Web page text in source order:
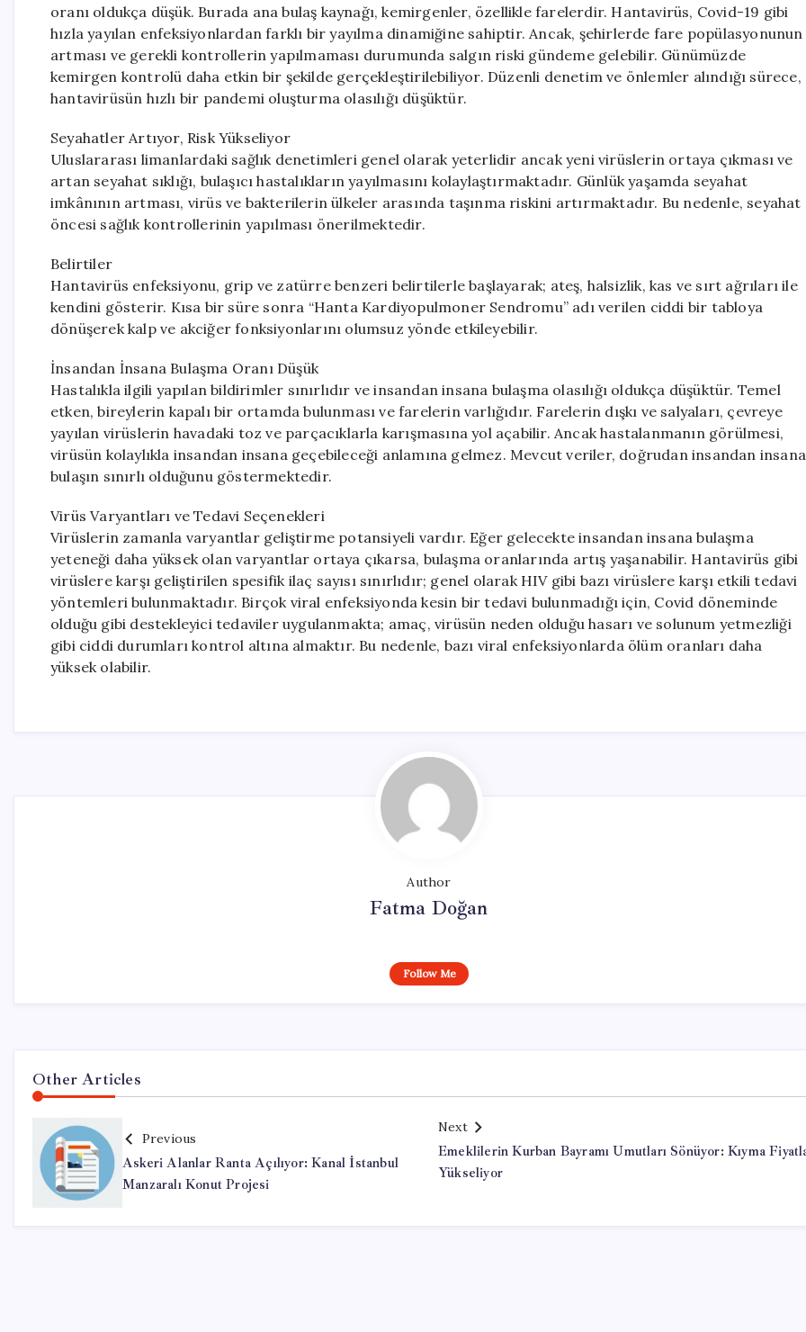
oranı oldukça düşük. Burada ana bulaş kaynağı, kemirgenler, özellikle farelerdir. Hantavirüs, Covid-19 gibi
hızla yayılan enfeksiyonlardan farklı bir yayılma dinamiğine sahiptir. Ancak, şehirlerde fare popülasyonunun
artması ve gerekli kontrollerin yapılmaması durumunda salgın riski gündeme gelebilir. Günümüzde
kemirgen kontrolü daha etkin bir şekilde gerçekleştirilebiliyor. Düzenli denetim ve önlemler alındığı sürece,
hantavirüsün hızlı bir pandemi oluşturma olasılığı düşüktür.
Seyahatler Artıyor, Risk Yükseliyor
Uluslararası limanlardaki sağlık denetimleri genel olarak yeterlidir ancak yeni virüslerin ortaya çıkması ve
artan seyahat sıklığı, bulaşıcı hastalıkların yayılmasını kolaylaştırmaktadır. Günlük yaşamda seyahat
imkânının artması, virüs ve bakterilerin ülkeler arasında taşınma riskini artırmaktadır. Bu nedenle, seyahat
öncesi sağlık kontrollerinin yapılması önerilmektedir.
Belirtiler
Hantavirüs enfeksiyonu, grip ve zatürre benzeri belirtilerle başlayarak; ateş, halsizlik, kas ve sırt ağrıları ile
kendini gösterir. Kısa bir süre sonra “Hanta Kardiyopulmoner Sendromu” adı verilen ciddi bir tabloya
dönüşerek kalp ve akciğer fonksiyonlarını olumsuz yönde etkileyebilir.
İnsandan İnsana Bulaşma Oranı Düşük
Hastalıkla ilgili yapılan bildirimler sınırlıdır ve insandan insana bulaşma olasılığı oldukça düşüktür. Temel
etken, bireylerin kapalı bir ortamda bulunması ve farelerin varlığıdır. Farelerin dışkı ve salyaları, çevreye
yayılan virüslerin havadaki toz ve parçacıklarla karışmasına yol açabilir. Ancak hastalanmanın görülmesi,
virüsün kolaylıkla insandan insana geçebileceği anlamına gelmez. Mevcut veriler, doğrudan insandan insana
bulaşın sınırlı olduğunu göstermektedir.
Virüs Varyantları ve Tedavi Seçenekleri
Virüslerin zamanla varyantlar geliştirme potansiyeli vardır. Eğer gelecekte insandan insana bulaşma
yeteneği daha yüksek olan varyantlar ortaya çıkarsa, bulaşma oranlarında artış yaşanabilir. Hantavirüs gibi
virüslere karşı geliştirilen spesifik ilaç sayısı sınırlıdır; genel olarak HIV gibi bazı virüslere karşı etkili tedavi
yöntemleri bulunmaktadır. Birçok viral enfeksiyonda kesin bir tedavi bulunmadığı için, Covid döneminde
olduğu gibi destekleyici tedaviler uygulanmakta; amaç, virüsün neden olduğu hasarı ve solunum yetmezliği
gibi ciddi durumları kontrol altına almaktır. Bu nedenle, bazı viral enfeksiyonlarda ölüm oranları daha
yüksek olabilir.
Author
Fatma Doğan
Follow Me
Other Articles
Previous
Askeri Alanlar Ranta Açılıyor: Kanal İstanbul
Manzaralı Konut Projesi
Next
Emeklilerin Kurban Bayramı Umutları Sönüyor: Kıyma
Yükseliyor